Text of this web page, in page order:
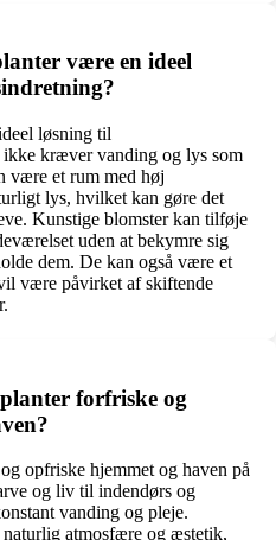
være en ideel
løsning til
kræver vanding og lys som
være et rum med høj
lys, hvilket kan gøre det
Kunstige blomster kan tilføje
uden at bekymre sig
dem. De kan også være et
være påvirket af skiftende
forfriske og
opfriske hjemmet og haven på
og liv til indendørs og
vanding og pleje.
atmosfære og æstetik,